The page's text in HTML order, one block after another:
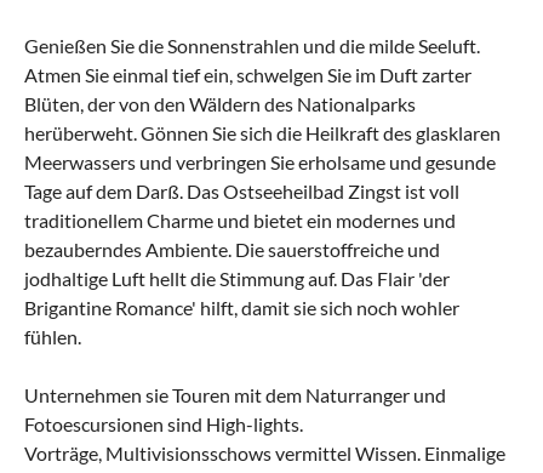
Genießen Sie die Sonnenstrahlen und die milde Seeluft.
Atmen Sie einmal tief ein, schwelgen Sie im Duft zarter
Blüten, der von den Wäldern des Nationalparks
herüberweht. Gönnen Sie sich die Heilkraft des glasklaren
Meerwassers und verbringen Sie erholsame und gesunde
Tage auf dem Darß. Das Ostseeheilbad Zingst ist voll
traditionellem Charme und bietet ein modernes und
bezauberndes Ambiente. Die sauerstoffreiche und
jodhaltige Luft hellt die Stimmung auf. Das Flair 'der
Brigantine Romance' hilft, damit sie sich noch wohler
fühlen.
Unternehmen sie Touren mit dem Naturranger und
Fotoescursionen sind High-lights.
Vorträge, Multivisionsschows vermittel Wissen. Einmalige